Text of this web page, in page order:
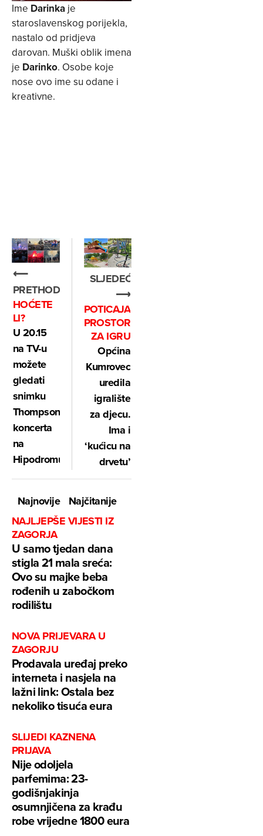
Ime Darinka je
staroslavenskog porijekla,
nastalo od pridjeva
darovan. Muški oblik imena
je Darinko. Osobe koje
nose ovo ime su odane i
kreativne.
⟵
PRETHODNO
HOĆETE
LI?
U 20.15
na TV-u
možete
gledati
snimku
Thompsonovog
koncerta
na
Hipodromu
SLJEDEĆE
⟶
POTICAJAN
PROSTOR
ZA IGRU
Općina
Kumrovec
uredila
igralište
za djecu.
Ima i
‘kućicu na
drvetu’
Najnovije
Najčitanije
NAJLJEPŠE VIJESTI IZ
ZAGORJA
U samo tjedan dana
stigla 21 mala sreća:
Ovo su majke beba
rođenih u zabočkom
rodilištu
NOVA PRIJEVARA U
ZAGORJU
Prodavala uređaj preko
interneta i nasjela na
lažni link: Ostala bez
nekoliko tisuća eura
SLIJEDI KAZNENA
PRIJAVA
Nije odoljela
parfemima: 23-
godišnjakinja
osumnjičena za krađu
robe vrijedne 1800 eura